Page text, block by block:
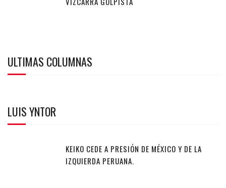
ULTIMAS COLUMNAS
LUIS YNTOR
KEIKO CEDE A PRESIÓN DE MÉXICO Y DE LA
IZQUIERDA PERUANA.